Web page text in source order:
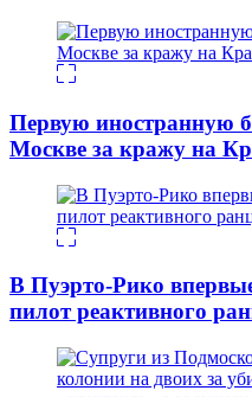
Первую иностранную
Москве за кражу на
В Пуэрто-Рико
пилот реактивного